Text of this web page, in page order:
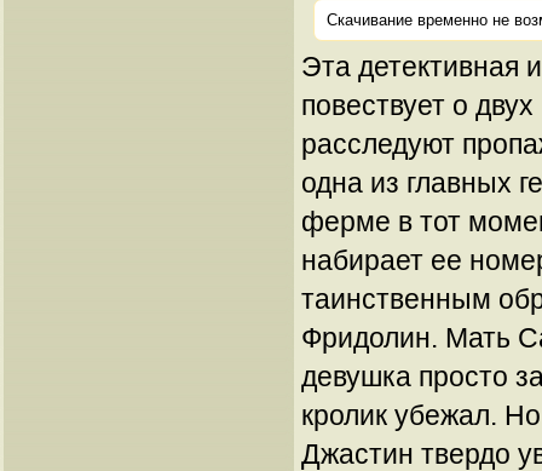
Скачивание временно не
Эта детективная
повествует о
расследуют
одна из главных
ферме в тот
набирает ее
таинственным
Фридолин. Мать
девушка просто
кролик убежал.
Джастин твердо